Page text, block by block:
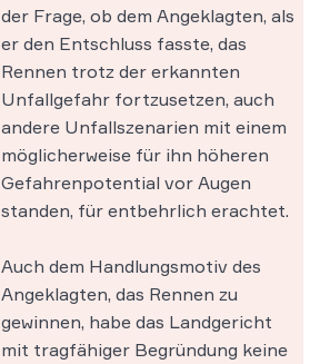
der Frage, ob dem Angeklagten, als
er den Entschluss fasste, das
Rennen trotz der erkannten
Unfallgefahr fortzusetzen, auch
andere Unfallszenarien mit einem
möglicherweise für ihn höheren
Gefahrenpotential vor Augen
standen, für entbehrlich erachtet.
Auch dem Handlungsmotiv des
Angeklagten, das Rennen zu
gewinnen, habe das Landgericht
mit tragfähiger Begründung keine